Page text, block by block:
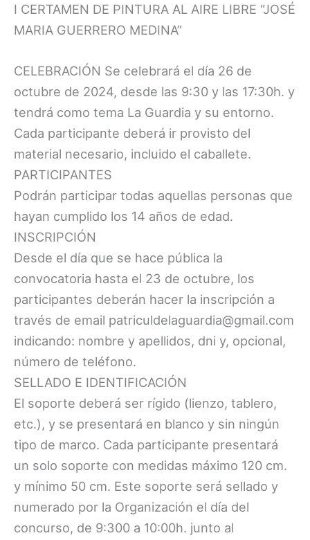
I CERTAMEN DE PINTURA AL AIRE LIBRE “JOSÉ
MARIA GUERRERO MEDINA”
CELEBRACIÓN Se celebrará el día 26 de
octubre de 2024, desde las 9:30 y las 17:30h. y
tendrá como tema La Guardia y su entorno.
Cada participante deberá ir provisto del
material necesario, incluido el caballete.
PARTICIPANTES
Podrán participar todas aquellas personas que
hayan cumplido los 14 años de edad.
INSCRIPCIÓN
Desde el día que se hace pública la
convocatoria hasta el 23 de octubre, los
participantes deberán hacer la inscripción a
través de email patriculdelaguardia@gmail.com
indicando: nombre y apellidos, dni y, opcional,
número de teléfono.
SELLADO E IDENTIFICACIÓN
El soporte deberá ser rígido (lienzo, tablero,
etc.), y se presentará en blanco y sin ningún
tipo de marco. Cada participante presentará
un solo soporte con medidas máximo 120 cm.
y mínimo 50 cm. Este soporte será sellado y
numerado por la Organización el día del
concurso, de 9:300 a 10:00h. junto al